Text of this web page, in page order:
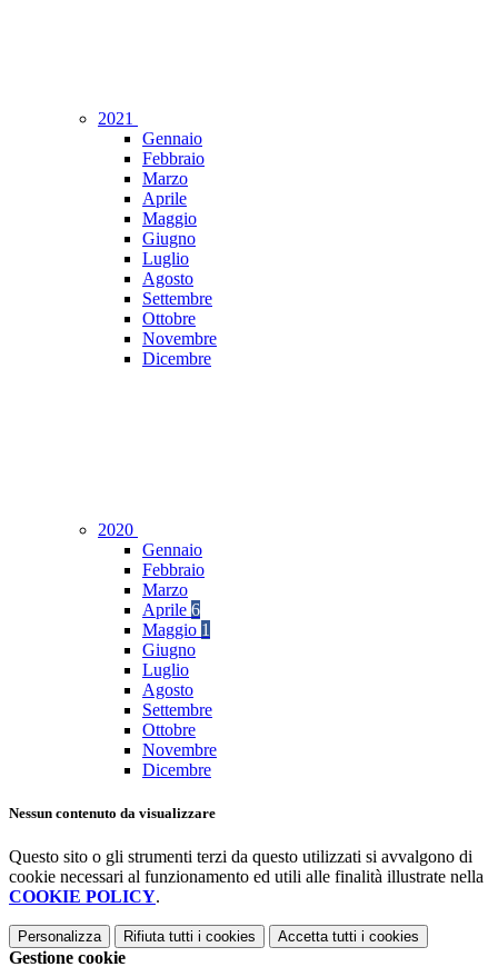
2021
Gennaio
Febbraio
Marzo
Aprile
Maggio
Giugno
Luglio
Agosto
Settembre
Ottobre
Novembre
Dicembre
2020
Gennaio
Febbraio
Marzo
Aprile 6
Maggio 1
Giugno
Luglio
Agosto
Settembre
Ottobre
Novembre
Dicembre
Nessun contenuto da visualizzare
Questo sito o gli strumenti terzi da questo utilizzati si avvalgono di
cookie necessari al funzionamento ed utili alle finalità illustrate nella
COOKIE POLICY.
Personalizza Rifiuta tutti i cookies Accetta tutti i cookies
Gestione cookie